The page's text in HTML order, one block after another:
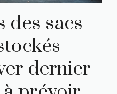
des sacs
dernier